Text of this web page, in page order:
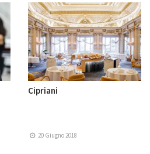
Cipriani
20 Giugno 2018